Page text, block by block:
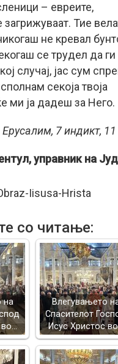
– евреите,
Тие
не кревал
се трудел да ги
случај, јас сум
секоја твоја
ми ја дадеш за Него.
Ерусалим, 7 индикт,
управник на
со читање:
на
Влегувањето
Спасителот
Исус Христос